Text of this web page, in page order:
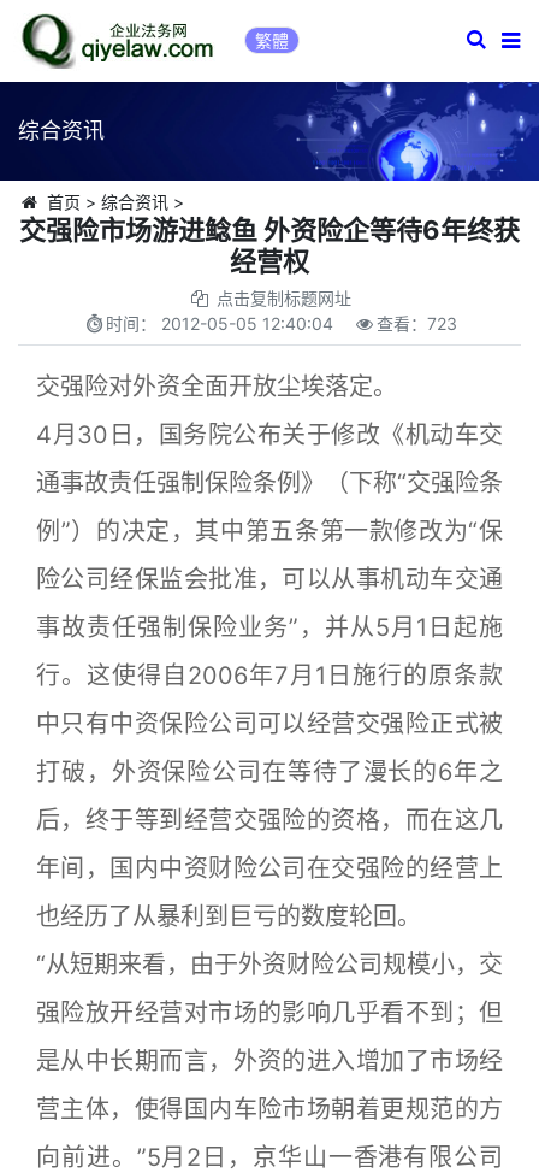
繁體
综合资讯
首页 > 综合资讯>
交强险市场游进鲶鱼 外资险企等待6年终获
经营权
点击复制标题网址
时间： 2012-05-05 12:40:04 查看： 723
交强险对外资全面开放尘埃落定。
4月30日，国务院公布关于修改《机动车交
通事故责任强制保险条例》（下称“交强险条
例”）的决定，其中第五条第一款修改为“保
险公司经保监会批准，可以从事机动车交通
事故责任强制保险业务”，并从5月1日起施
行。这使得自2006年7月1日施行的原条款
中只有中资保险公司可以经营交强险正式被
打破，外资保险公司在等待了漫长的6年之
后，终于等到经营交强险的资格，而在这几
年间，国内中资财险公司在交强险的经营上
也经历了从暴利到巨亏的数度轮回。
“从短期来看，由于外资财险公司规模小，交
强险放开经营对市场的影响几乎看不到；但
是从中长期而言，外资的进入增加了市场经
营主体，使得国内车险市场朝着更规范的方
向前进。”5月2日，京华山一香港有限公司